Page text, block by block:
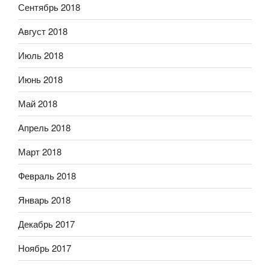
Сентябрь 2018
Август 2018
Июль 2018
Июнь 2018
Май 2018
Апрель 2018
Март 2018
Февраль 2018
Январь 2018
Декабрь 2017
Ноябрь 2017